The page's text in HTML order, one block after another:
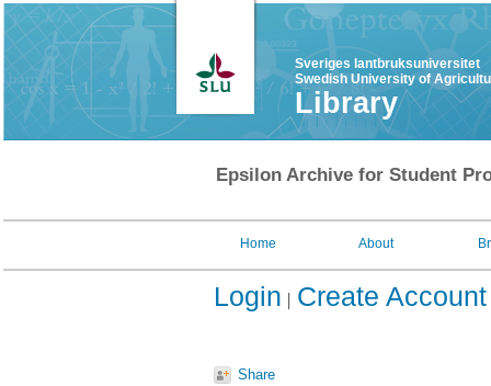
Sveriges lantbruksuniversitet
Swedish University of
Library
Epsilon Archive for Student
Home About
Login Create Account
Share